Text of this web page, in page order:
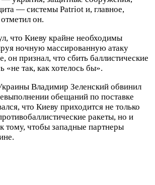
— системы Patriot и, главное,
он.
что Киеву крайне необходимы
ночную массированную атаку
он признал, что сбить баллистические
«не так, как хотелось бы».
Владимир Зеленский обвинил
обещаний по поставке
что Киеву приходится не только
ракеты, но и
тому, чтобы западные партнеры